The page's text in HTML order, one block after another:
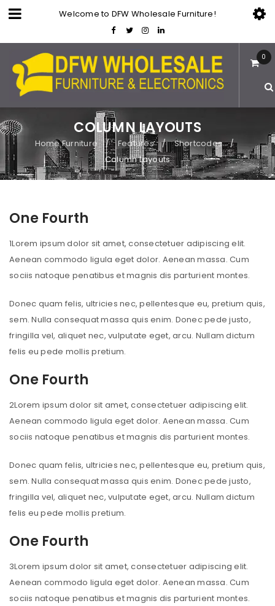
Welcome to DFW Wholesale Furniture!
0
COLUMN LAYOUTS
Home Furniture / Features / Shortcodes /
Column Layouts
One Fourth
1Lorem ipsum dolor sit amet, consectetuer adipiscing elit.
Aenean commodo ligula eget dolor. Aenean massa. Cum
sociis natoque penatibus et magnis dis parturient montes.
Donec quam felis, ultricies nec, pellentesque eu, pretium quis,
sem. Nulla consequat massa quis enim. Donec pede justo,
fringilla vel, aliquet nec, vulputate eget, arcu. Nullam dictum
felis eu pede mollis pretium.
One Fourth
2Lorem ipsum dolor sit amet, consectetuer adipiscing elit.
Aenean commodo ligula eget dolor. Aenean massa. Cum
sociis natoque penatibus et magnis dis parturient montes.
Donec quam felis, ultricies nec, pellentesque eu, pretium quis,
sem. Nulla consequat massa quis enim. Donec pede justo,
fringilla vel, aliquet nec, vulputate eget, arcu. Nullam dictum
felis eu pede mollis pretium.
One Fourth
3Lorem ipsum dolor sit amet, consectetuer adipiscing elit.
Aenean commodo ligula eget dolor. Aenean massa. Cum
sociis natoque penatibus et magnis dis parturient montes.